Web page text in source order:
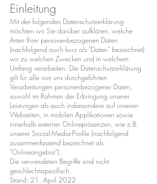
Einleitung
Mit der folgenden Datenschutzerklärung
möchten wir Sie darüber aufklären, welche
Arten Ihrer personenbezogenen Daten
(nachfolgend auch kurz als "Daten“ bezeichnet)
wir zu welchen Zwecken und in welchem
Umfang verarbeiten. Die Datenschutzerklärung
gilt für alle von uns durchgeführten
Verarbeitungen personenbezogener Daten,
sowohl im Rahmen der Erbringung unserer
Leistungen als auch insbesondere auf unseren
Webseiten, in mobilen Applikationen sowie
innerhalb externer Onlinepräsenzen, wie z.B.
unserer Social-Media-Profile (nachfolgend
zusammenfassend bezeichnet als
"Onlineangebot“).
Die verwendeten Begriffe sind nicht
geschlechtsspezifisch.
Stand: 21. April 2022